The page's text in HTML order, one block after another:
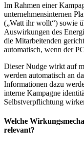
Im Rahmen einer
unternehmensinternen
(„Watt ihr wollt“) sowie
Auswirkungen des
die Mitarbeitenden
automatisch, wenn der
Dieser Nudge wirkt auf
werden automatisch an
Informationen dazu
interne Kampagne
Selbstverpflichtung
Welche
relevant?